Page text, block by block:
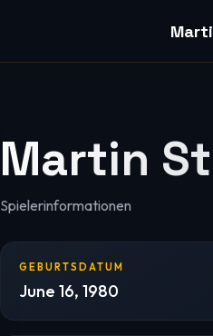
Martin
Spielerinformationen
GEBURTSDATUM
June 16, 1980